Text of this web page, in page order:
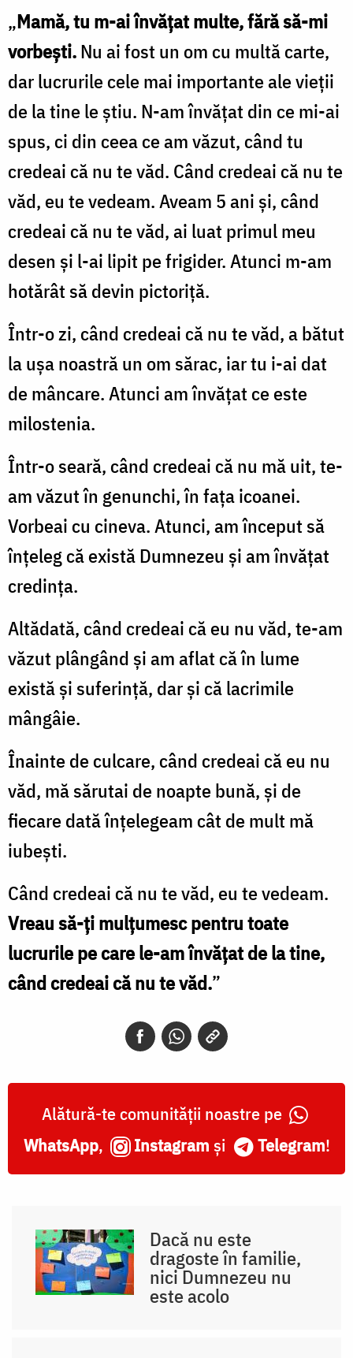
„Mamă, tu m-ai învățat multe, fără să-mi
vorbești.Nu ai fost un om cu multă carte,
dar lucrurile cele mai importante ale vieții
de la tine le știu. N-am învățat din ce mi-ai
spus, ci din ceea ce am văzut, când tu
credeai că nu te văd. Când credeai că nu te
văd, eu te vedeam. Aveam 5 ani și, când
credeai că nu te văd, ai luat primul meu
desen și l-ai lipit pe frigider. Atunci m-am
hotărât să devin pictoriță.
Într-o zi, când credeai că nu te văd, a bătut
la ușa noastră un om sărac, iar tu i-ai dat
de mâncare. Atunci am învățat ce este
milostenia.
Într-o seară, când credeai că nu mă uit, te-
am văzut în genunchi, în fața icoanei.
Vorbeai cu cineva. Atunci, am început să
înțeleg că există Dumnezeu și am învățat
credința.
Altădată, când credeai că eu nu văd, te-am
văzut plângând și am aflat că în lume
există și suferință, dar și că lacrimile
mângâie.
Înainte de culcare, când credeai că eu nu
văd, mă sărutai de noapte bună, și de
fiecare dată înțelegeam cât de mult mă
iubești.
Când credeai că nu te văd, eu te vedeam.
Vreau să-ți mulțumesc pentru toate
lucrurile pe care le-am învățat de la tine,
când credeai că nu te văd.”
Alătură-te comunității noastre pe
WhatsApp, Instagram și Telegram!
Dacă nu este
dragoste în familie,
nici Dumnezeu nu
este acolo